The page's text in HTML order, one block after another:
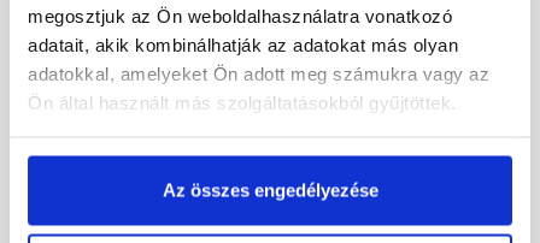
megosztjuk az Ön weboldalhasználatra vonatkozó
adatait, akik kombinálhatják az adatokat más olyan
adatokkal, amelyeket Ön adott meg számukra vagy az
Ön által használt más szolgáltatásokból gyűjtöttek.
Az összes engedélyezése
Tytan Disprobit
diszperziós aszfalt-gumi
Rendelésre
5 070 Ft/ db
Mapei Aquaflex Roof Plus
HR szálerősítéses kenhető
Rendelésre
119 520 Ft/ db